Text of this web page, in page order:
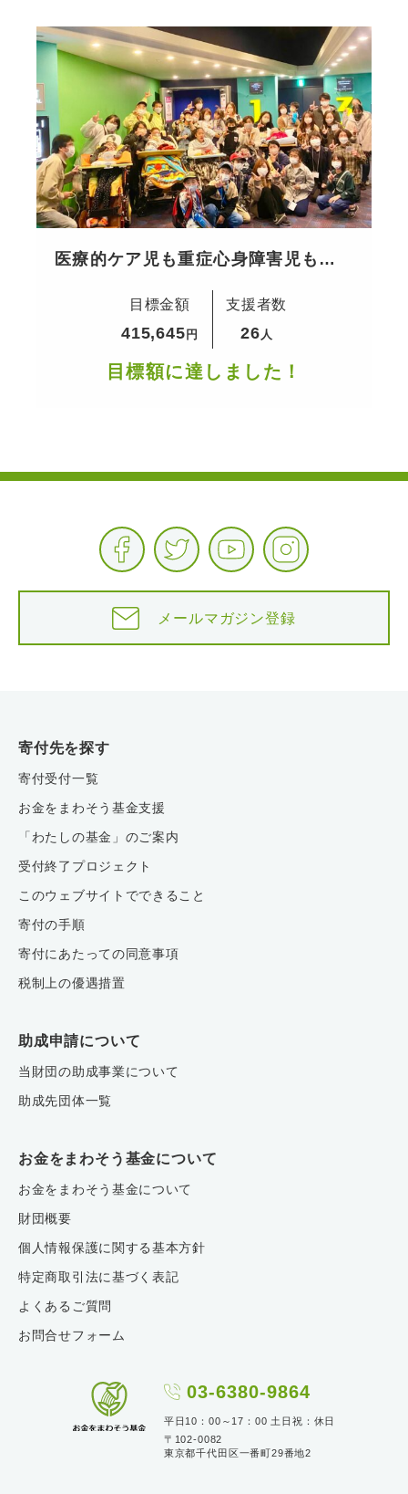
医療的ケア児も重症心身障害児も家
目標金額
415,645 円
支援者数
26人
目標額に達しました！
メールマガジン登録
寄付先を探す
寄付受付一覧
お金をまわそう基金支援
「わたしの基金」のご案内
受付終了プロジェクト
このウェブサイトでできること
寄付の手順
寄付にあたっての同意事項
税制上の優遇措置
助成申請について
当財団の助成事業について
助成先団体一覧
お金をまわそう基金について
お金をまわそう基金について
財団概要
個人情報保護に関する基本方針
特定商取引法に基づく表記
よくあるご質問
お問合せフォーム
03-6380-9864
平日10：00～17：00 土日祝：休日
〒102-0082
東京都千代田区一番町29番地2